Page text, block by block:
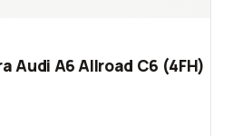
Audi A6 Allroad C6 (4FH)